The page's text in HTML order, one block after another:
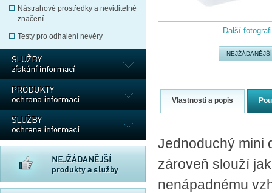
Nástrahové prostředky a neviditelné
značení
Testy pro odhalení nevěry
Další
NEJŽÁDANĚJŠÍ
Vlastnosti a popis
Jednoduchý mini
zároveň slouží
nenápadnému